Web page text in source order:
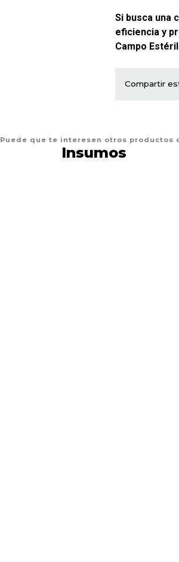
Si busca una
eficiencia y
Campo
Compartir
Puede que te interesen otros productos
Insumos